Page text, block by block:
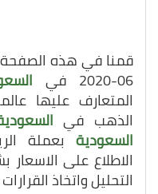
06-2020 في
المتعارف عليها
الذهب في
السعوديةبعملة
الاطلاع على
التحليل واتخاذ